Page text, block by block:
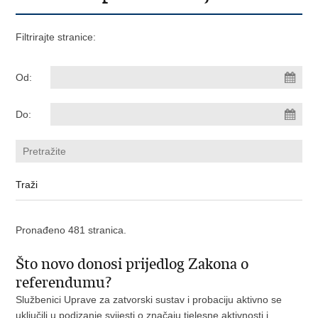
Filtrirajte stranice:
Od:
Do:
Pronađeno 481 stranica.
Što novo donosi prijedlog Zakona o
referendumu?
Službenici Uprave za zatvorski sustav i probaciju aktivno se
uključili u podizanje svijesti o značaju tjelesne aktivnosti i